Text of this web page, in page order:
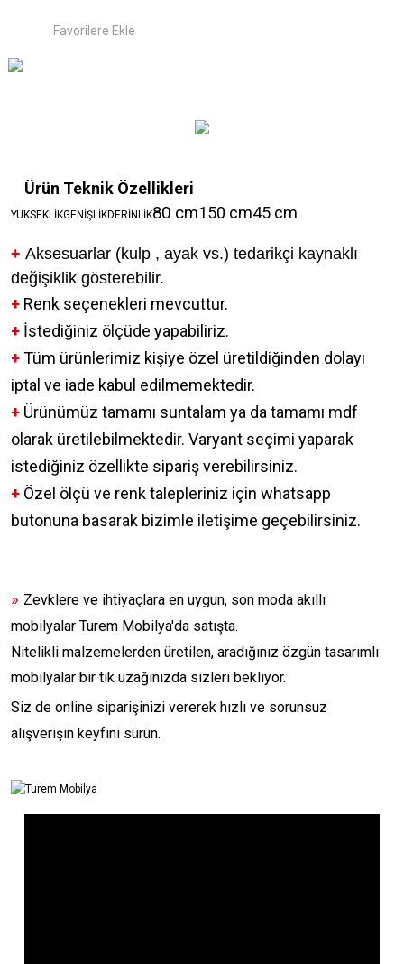
Ürün Teknik Özellikleri
YÜKSEKLİKGENİŞLİKDERİNLİK80 cm150 cm45 cm
+ Aksesuarlar (kulp , ayak vs.) tedarikçi kaynaklı
değişiklik gösterebilir.
+ Renk seçenekleri mevcuttur.
+ İstediğiniz ölçüde yapabiliriz.
+Tüm ürünlerimiz kişiye özel üretildiğinden dolayı
iptal ve iade kabul edilmemektedir.
+ Ürünümüz tamamı suntalam ya da tamamı mdf
olarak üretilebilmektedir. Varyant seçimi yaparak
istediğiniz özellikte sipariş verebilirsiniz.
+ Özel ölçü ve renk talepleriniz için whatsapp
butonuna basarak bizimle iletişime geçebilirsiniz.
» Zevklere ve ihtiyaçlara en uygun, son moda akıllı
mobilyalar Turem Mobilya'da satışta.
Nitelikli malzemelerden üretilen, aradığınız özgün tasarımlı
mobilyalar bir tık uzağınızda sizleri bekliyor.
Siz de online siparişinizi vererek hızlı ve sorunsuz
alışverişin keyfini sürün.